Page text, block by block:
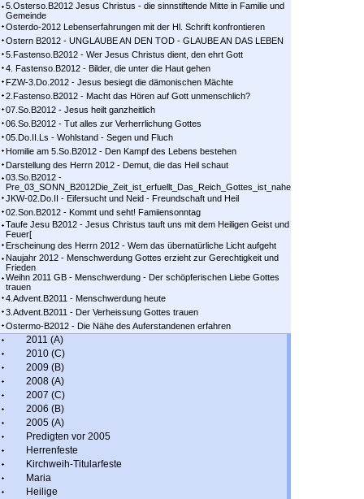
5.Osterso.B2012 Jesus Christus - die sinnstiftende Mitte in Familie und
Gemeinde
Osterdo-2012 Lebenserfahrungen mit der Hl. Schrift konfrontieren
Ostern B2012 - UNGLAUBE AN DEN TOD - GLAUBE AN DAS LEBEN
5.Fastenso.B2012 - Wer Jesus Christus dient, den ehrt Gott
4. Fastenso.B2012 - Bilder, die unter die Haut gehen
FZW-3.Do.2012 - Jesus besiegt die dämonischen Mächte
2.Fastenso.B2012 - Macht das Hören auf Gott unmenschlich?
07.So.B2012 - Jesus heilt ganzheitlich
06.So.B2012 - Tut alles zur Verherrlichung Gottes
05.Do.II.Ls - Wohlstand - Segen und Fluch
Homilie am 5.So.B2012 - Den Kampf des Lebens bestehen
Darstellung des Herrn 2012 - Demut, die das Heil schaut
03.So.B2012 -
Pre_03_SONN_B2012Die_Zeit_ist_erfuellt_Das_Reich_Gottes_ist_nahe
JKW-02.Do.II - Eifersucht und Neid - Freundschaft und Heil
02.Son.B2012 - Kommt und seht! Famiiensonntag
Taufe Jesu B2012 - Jesus Christus tauft uns mit dem Heiligen Geist und
Feuer[
Erscheinung des Herrn 2012 - Wem das übernatürliche Licht aufgeht
Naujahr 2012 - Menschwerdung Gottes erzieht zur Gerechtigkeit und
Frieden
Weihn 2011 GB - Menschwerdung - Der schöpferischen Liebe Gottes
trauen
4.Advent.B2011 - Menschwerdung heute
3.Advent.B2011 - Der Verheissung Gottes trauen
Ostermo-B2012 - Die Nähe des Auferstandenen erfahren
2011 (A)
2010 (C)
2009 (B)
2008 (A)
2007 (C)
2006 (B)
2005 (A)
Predigten vor 2005
Herrenfeste
Kirchweih-Titularfeste
Maria
Heilige